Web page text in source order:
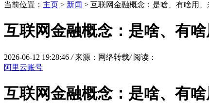
当前位置： 主页 > 新闻 > 互联网金融概念：是啥、有啥用、
互联网金融概念：是啥、有
2026-06-12 19:28:46 / 来源：网络转载/ 阅读：
阿里云账号
互联网金融概念：是啥、有